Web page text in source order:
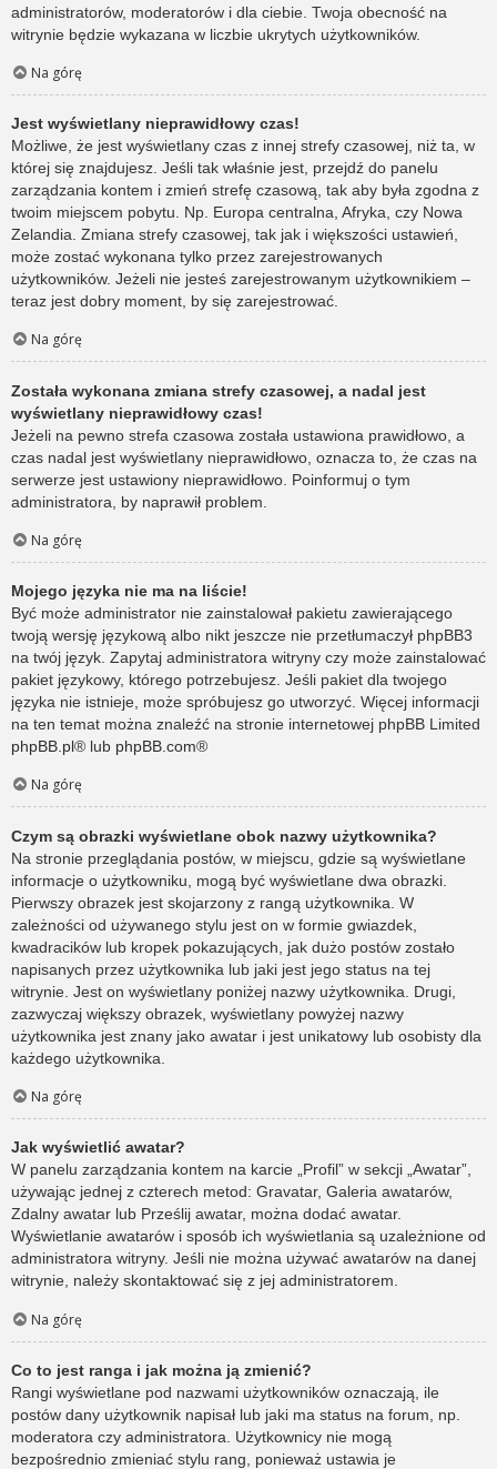
administratorów, moderatorów i dla ciebie. Twoja obecność na
witrynie będzie wykazana w liczbie ukrytych użytkowników.
Na górę
Jest wyświetlany nieprawidłowy czas!
Możliwe, że jest wyświetlany czas z innej strefy czasowej, niż ta, w
której się znajdujesz. Jeśli tak właśnie jest, przejdź do panelu
zarządzania kontem i zmień strefę czasową, tak aby była zgodna z
twoim miejscem pobytu. Np. Europa centralna, Afryka, czy Nowa
Zelandia. Zmiana strefy czasowej, tak jak i większości ustawień,
może zostać wykonana tylko przez zarejestrowanych
użytkowników. Jeżeli nie jesteś zarejestrowanym użytkownikiem –
teraz jest dobry moment, by się zarejestrować.
Na górę
Została wykonana zmiana strefy czasowej, a nadal jest
wyświetlany nieprawidłowy czas!
Jeżeli na pewno strefa czasowa została ustawiona prawidłowo, a
czas nadal jest wyświetlany nieprawidłowo, oznacza to, że czas na
serwerze jest ustawiony nieprawidłowo. Poinformuj o tym
administratora, by naprawił problem.
Na górę
Mojego języka nie ma na liście!
Być może administrator nie zainstalował pakietu zawierającego
twoją wersję językową albo nikt jeszcze nie przetłumaczył phpBB3
na twój język. Zapytaj administratora witryny czy może zainstalować
pakiet językowy, którego potrzebujesz. Jeśli pakiet dla twojego
języka nie istnieje, może spróbujesz go utworzyć. Więcej informacji
na ten temat można znaleźć na stronie internetowej phpBB Limited
phpBB.pl® lub phpBB.com®
Na górę
Czym są obrazki wyświetlane obok nazwy użytkownika?
Na stronie przeglądania postów, w miejscu, gdzie są wyświetlane
informacje o użytkowniku, mogą być wyświetlane dwa obrazki.
Pierwszy obrazek jest skojarzony z rangą użytkownika. W
zależności od używanego stylu jest on w formie gwiazdek,
kwadracików lub kropek pokazujących, jak dużo postów zostało
napisanych przez użytkownika lub jaki jest jego status na tej
witrynie. Jest on wyświetlany poniżej nazwy użytkownika. Drugi,
zazwyczaj większy obrazek, wyświetlany powyżej nazwy
użytkownika jest znany jako awatar i jest unikatowy lub osobisty dla
każdego użytkownika.
Na górę
Jak wyświetlić awatar?
W panelu zarządzania kontem na karcie „Profil” w sekcji „Awatar”,
używając jednej z czterech metod: Gravatar, Galeria awatarów,
Zdalny awatar lub Prześlij awatar, można dodać awatar.
Wyświetlanie awatarów i sposób ich wyświetlania są uzależnione od
administratora witryny. Jeśli nie można używać awatarów na danej
witrynie, należy skontaktować się z jej administratorem.
Na górę
Co to jest ranga i jak można ją zmienić?
Rangi wyświetlane pod nazwami użytkowników oznaczają, ile
postów dany użytkownik napisał lub jaki ma status na forum, np.
moderatora czy administratora. Użytkownicy nie mogą
bezpośrednio zmieniać stylu rang, ponieważ ustawia je